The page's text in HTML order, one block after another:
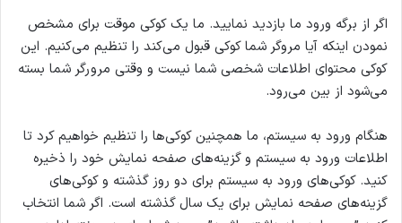
اگر از برگه ورود ما بازدید نمایید. ما یک کوکی موقت برای مشخص
نمودن اینکه آیا مروگر شما کوکی قبول می‌کند را تنظیم می‌کنیم. این
کوکی محتوای اطلاعات شخصی شما نیست و وقتی مرورگر شما بسته
می‌شود از بین می‌رود.
هنگام ورود به سیستم، ما همچنین کوکی‌ها را تنظیم خواهیم کرد تا
اطلاعات ورود به سیستم و گزینه‌های صفحه نمایش خود را ذخیره
کنید. کوکی‌های ورود به سیستم برای دو روز گذشته و کوکی‌های
گزینه‌های صفحه نمایش برای یک سال گذشته است. اگر شما انتخاب